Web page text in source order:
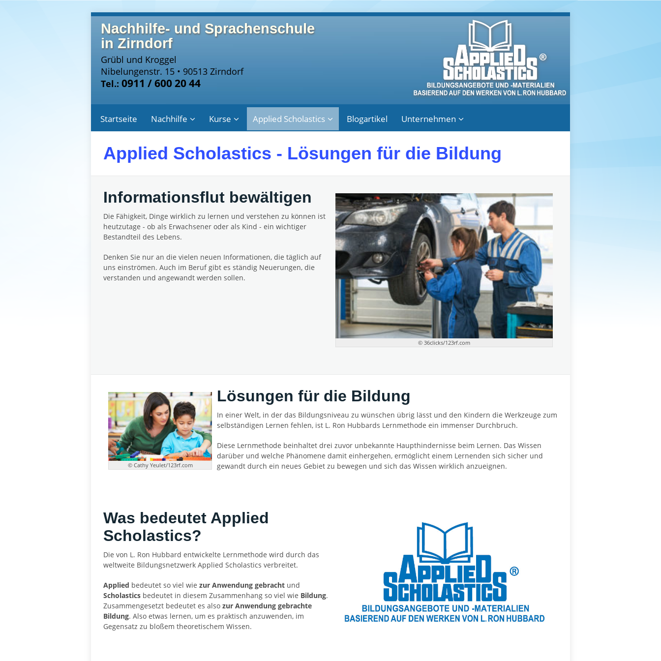
Nachhilfe- und Sprachenschule
in Zirndorf
Grübl und Kroggel
Nibelungenstr. 15 • 90513 Zirndorf
Tel.: 0911 / 600 20 44
Startseite Nachhilfe Kurse Applied Scholastics Blogartikel Unternehmen
Applied Scholastics - Lösungen für die Bildung
Informationsflut bewältigen
Die Fähigkeit, Dinge wirklich zu lernen und verstehen zu können ist
heutzutage - ob als Erwachsener oder als Kind - ein wichtiger
Bestandteil des Lebens.
Denken Sie nur an die vielen neuen Informationen, die täglich auf
uns einströmen. Auch im Beruf gibt es ständig Neuerungen, die
verstanden und angewandt werden sollen.
© 36clicks/123rf.com
© Cathy Yeulet/123rf.com
Lösungen für die Bildung
In einer Welt, in der das Bildungsniveau zu wünschen übrig lässt und den Kindern die Werkzeuge zum
selbständigen Lernen fehlen, ist L. Ron Hubbards Lernmethode ein immenser Durchbruch.
Diese Lernmethode beinhaltet drei zuvor unbekannte Haupthindernisse beim Lernen. Das Wissen
darüber und welche Phänomene damit einhergehen, ermöglicht einem Lernenden sich sicher und
gewandt durch ein neues Gebiet zu bewegen und sich das Wissen wirklich anzueignen.
Was bedeutet Applied
Scholastics?
Die von L. Ron Hubbard entwickelte Lernmethode wird durch das
weltweite Bildungsnetzwerk Applied Scholastics verbreitet.
Applied bedeutet so viel wie zur Anwendung gebracht und
Scholastics bedeutet in diesem Zusammenhang so viel wie Bildung.
Zusammengesetzt bedeutet es also zur Anwendung gebrachte
Bildung. Also etwas lernen, um es praktisch anzuwenden, im
Gegensatz zu bloßem theoretischem Wissen.